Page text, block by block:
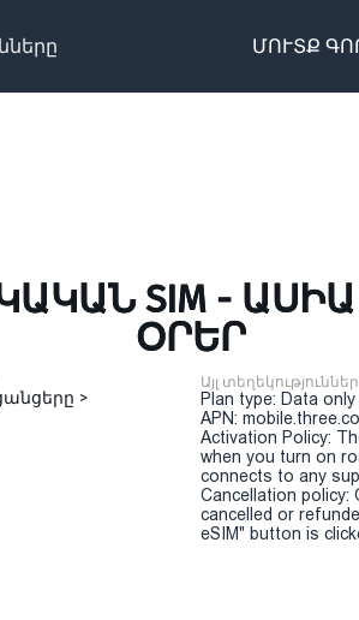
ՄՈՒՏՔ
SIM - ԱՍԻԱ -
ՕՐԵՐ
>
Այլ տեղեկություններ
Plan type: Data only
APN:
Activation Policy:
when you turn on
connects to any
Cancellation policy:
cancelled or
eSIM" button is